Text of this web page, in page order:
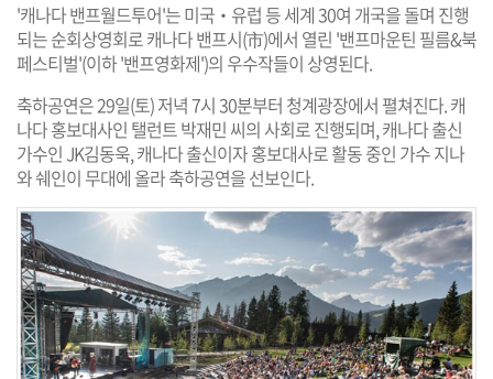
'캐나다 밴프월드투어'는 미국‧유럽 등 세계 30여 개국을 돌며 진행
되는 순회상영회로 캐나다 밴프시(市)에서 열린 '밴프마운틴 필름&북
페스티벌'(이하 '밴프영화제')의 우수작들이 상영된다.
축하공연은 29일(토) 저녁 7시 30분부터 청계광장에서 펼쳐진다. 캐
나다 홍보대사인 탤런트 박재민 씨의 사회로 진행되며, 캐나다 출신
가수인 JK김동욱, 캐나다 출신이자 홍보대사로 활동 중인 가수 지나
와 쉐인이 무대에 올라 축하공연을 선보인다.